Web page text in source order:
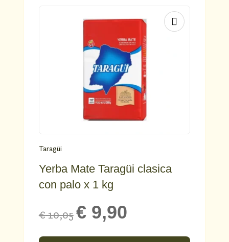
Taragüi
Yerba Mate Taragüi clasica
con palo x 1 kg
€10,05
Original
€9,90Current